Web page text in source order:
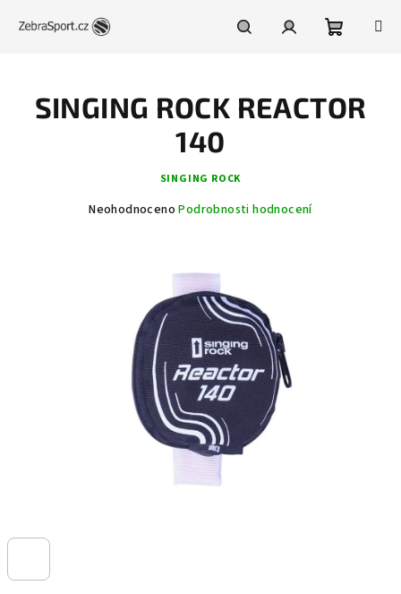
košík
SINGING ROCK REACTOR
140
SINGING ROCK
Průměrné
hvězdiček.
Neohodnoceno Podrobnosti hodnocení